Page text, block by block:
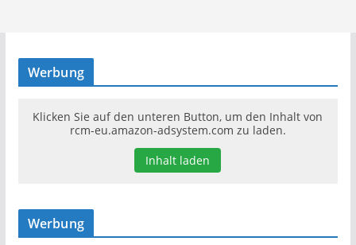
Werbung
Klicken Sie auf den unteren Button, um den Inhalt von
rcm-eu.amazon-adsystem.com zu laden.
Inhalt laden
Werbung